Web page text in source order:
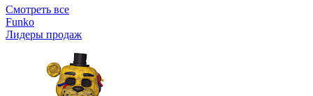
Смотреть все
Funko
Лидеры продаж